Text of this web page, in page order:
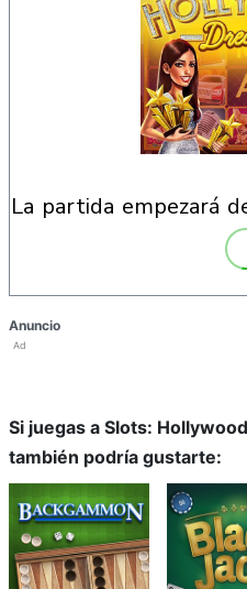
la partida empezará
Anuncio
Ad
Si juegas a Slots:
también podría gustarte: